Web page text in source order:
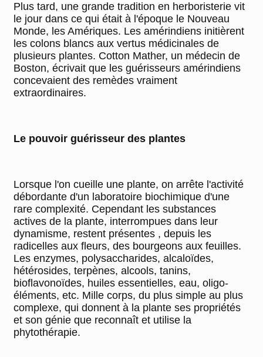
Plus tard, une grande tradition en herboristerie vit
le jour dans ce qui était à l'époque le Nouveau
Monde, les Amériques. Les amérindiens initièrent
les colons blancs aux vertus médicinales de
plusieurs plantes. Cotton Mather, un médecin de
Boston, écrivait que les guérisseurs amérindiens
concevaient des remèdes vraiment
extraordinaires.
Le pouvoir guérisseur des plantes
Lorsque l'on cueille une plante, on arrête l'activité
débordante d'un laboratoire biochimique d'une
rare complexité. Cependant les substances
actives de la plante, interrompues dans leur
dynamisme, restent présentes , depuis les
radicelles aux fleurs, des bourgeons aux feuilles.
Les enzymes, polysaccharides, alcaloïdes,
hétérosides, terpènes, alcools, tanins,
bioflavonoïdes, huiles essentielles, eau, oligo-
éléments, etc. Mille corps, du plus simple au plus
complexe, qui donnent à la plante ses propriétés
et son génie que reconnaît et utilise la
phytothérapie.